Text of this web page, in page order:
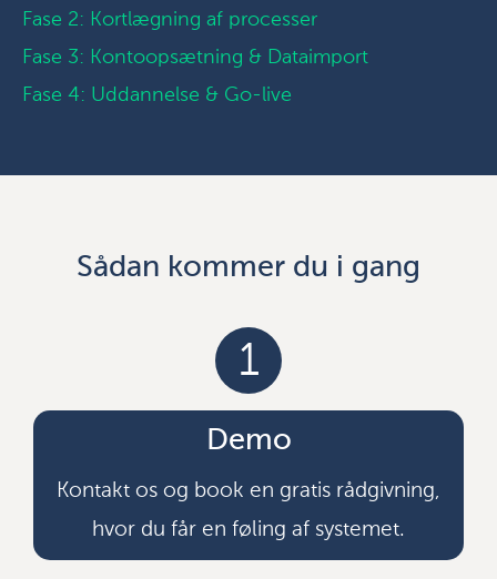
Fase 2: Kortlægning af processer
Fase 3: Kontoopsætning & Dataimport
Fase 4: Uddannelse & Go-live
Sådan kommer du i gang
1
Demo
Kontakt os og book en gratis rådgivning,
hvor du får en føling af systemet.